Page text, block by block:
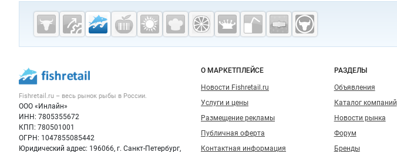
Дополнительная информация
Cсылки на полезные проекты
Fishretail.ru —
рыба,
Важные разделы и контакты
Fishretail.ru – весь рынок рыбы в России.
ООО «Инлайн»
ИНН: 7805355672
КПП: 780501001
ОГРН: 1047855085442
Юридический адрес: 196066, г. Санкт-Петербург,
Навигация по сайту
О МАРКЕТПЛЕЙСЕ
Новости Fishretail.ru
Услуги и цены
Размещение рекламы
Публичная оферта
Контактная информация
РАЗДЕЛЫ
Объявления
Каталог компаний
Новости рынка
Форум
Бренды